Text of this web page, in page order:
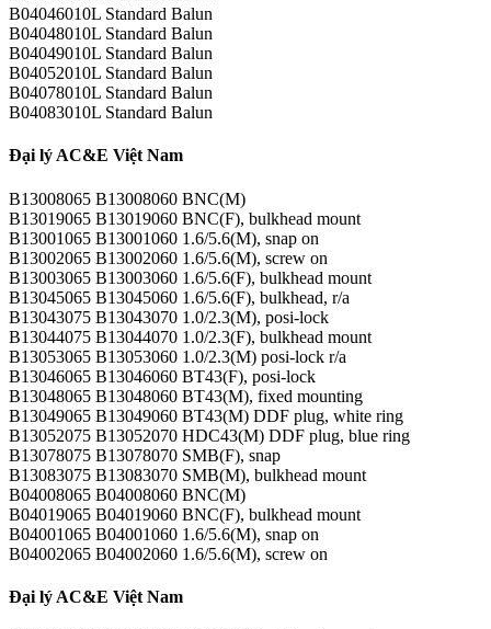
B04046010L Standard Balun
B04048010L Standard Balun
B04049010L Standard Balun
B04052010L Standard Balun
B04078010L Standard Balun
B04083010L Standard Balun
Đại lý AC&E Việt Nam
B13008065 B13008060 BNC(M)
B13019065 B13019060 BNC(F), bulkhead mount
B13001065 B13001060 1.6/5.6(M), snap on
B13002065 B13002060 1.6/5.6(M), screw on
B13003065 B13003060 1.6/5.6(F), bulkhead mount
B13045065 B13045060 1.6/5.6(F), bulkhead, r/a
B13043075 B13043070 1.0/2.3(M), posi-lock
B13044075 B13044070 1.0/2.3(F), bulkhead mount
B13053065 B13053060 1.0/2.3(M) posi-lock r/a
B13046065 B13046060 BT43(F), posi-lock
B13048065 B13048060 BT43(M), fixed mounting
B13049065 B13049060 BT43(M) DDF plug, white ring
B13052075 B13052070 HDC43(M) DDF plug, blue ring
B13078075 B13078070 SMB(F), snap
B13083075 B13083070 SMB(M), bulkhead mount
B04008065 B04008060 BNC(M)
B04019065 B04019060 BNC(F), bulkhead mount
B04001065 B04001060 1.6/5.6(M), snap on
B04002065 B04002060 1.6/5.6(M), screw on
Đại lý AC&E Việt Nam